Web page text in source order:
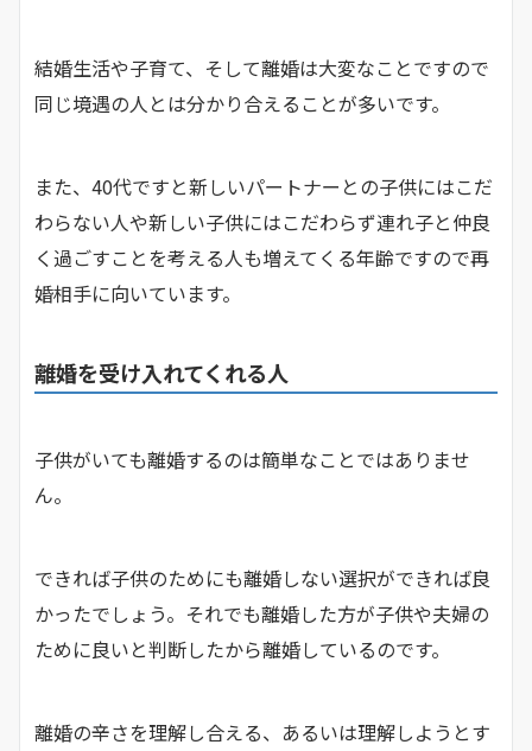
結婚生活や子育て、そして離婚は大変なことですので
同じ境遇の人とは分かり合えることが多いです。
また、40代ですと新しいパートナーとの子供にはこだ
わらない人や新しい子供にはこだわらず連れ子と仲良
く過ごすことを考える人も増えてくる年齢ですので再
婚相手に向いています。
離婚を受け入れてくれる人
子供がいても離婚するのは簡単なことではありませ
ん。
できれば子供のためにも離婚しない選択ができれば良
かったでしょう。それでも離婚した方が子供や夫婦の
ために良いと判断したから離婚しているのです。
離婚の辛さを理解し合える、あるいは理解しようとす